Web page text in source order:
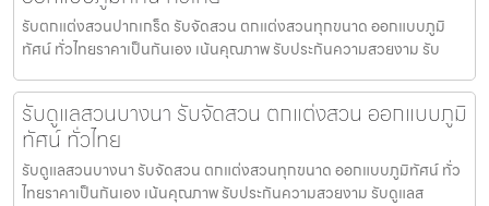
รับตกแต่งสวนปากเกร็ด รับจัดสวน ตกแต่งสวนทุกขนาด ออกแบบภูมิ
ทัศน์ ทั่วไทยราคาเป็นกันเอง เน้นคุณภาพ รับประกันความสวยงาม รับ
รับดูแลสวนบางนา รับจัดสวน ตกแต่งสวน ออกแบบภูมิ
ทัศน์ ทั่วไทย
รับดูแลสวนบางนา รับจัดสวน ตกแต่งสวนทุกขนาด ออกแบบภูมิทัศน์ ทั่ว
ไทยราคาเป็นกันเอง เน้นคุณภาพ รับประกันความสวยงาม รับดูแลส